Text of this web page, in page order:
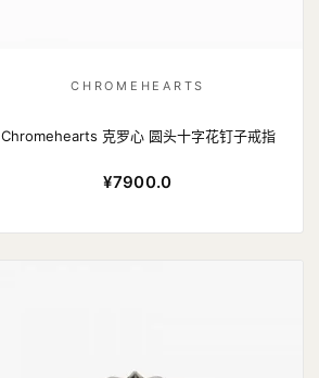
CHROMEHEARTS
Chromehearts 克罗心 圆头十字花钉子戒指
¥7900.0